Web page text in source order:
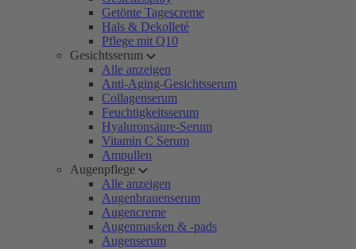
Getönte Tagescreme
Hals & Dekolleté
Pflege mit Q10
Gesichtsserum
Alle anzeigen
Anti-Aging-Gesichtsserum
Collagenserum
Feuchtigkeitsserum
Hyaluronsäure-Serum
Vitamin C Serum
Ampullen
Augenpflege
Alle anzeigen
Augenbrauenserum
Augencreme
Augenmasken & -pads
Augenserum